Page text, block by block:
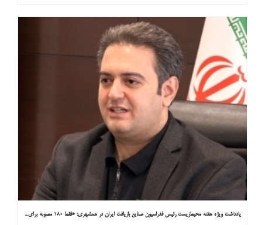
یادداشت ویژه هفته محیط‌زیست رئیس فدراسیون صنایع بازیافت ایران در همشهری: «فقط ۱۸۰ مصوبه برای خارج کردن خودروهای فرسوده از خیابان‌ها»